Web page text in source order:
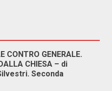
CONTRO GENERALE.
CHIESA – di
Seconda